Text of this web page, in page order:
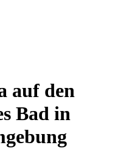
auf den
Bad in